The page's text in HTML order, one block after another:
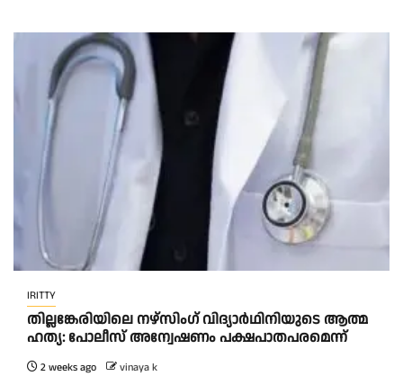
IRITTY
തി​ല്ല​ങ്കേ​രി​യി​ലെ ന​ഴ്‌​സിം​ഗ് വി​ദ്യാ​ർ​ഥി​നി​യു​ടെ ആ​ത്മ​
ഹ​ത്യ: പോ​ലീ​സ് അ​ന്വേ​ഷ​ണം പ​ക്ഷ​പാ​ത​പ​ര​മെ​ന്ന്
2 weeks ago vinaya k